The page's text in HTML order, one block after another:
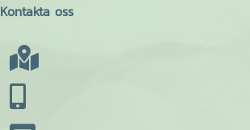
Kontakta oss